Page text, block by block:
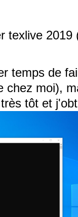
texlive
temps de
chez moi),
tôt et